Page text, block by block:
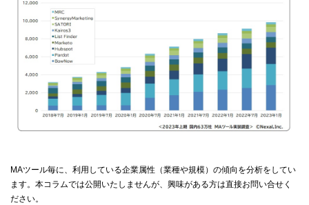
MAツール毎に、利用している企業属性（業種や規模）の傾向を分析をしてい
ます。本コラムでは公開いたしませんが、興味がある方は直接お問い合せく
ださい。